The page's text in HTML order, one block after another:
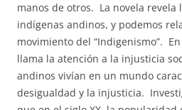
manos de otros. La novela revela
indígenas andinos, y podemos
movimiento del “Indigenismo”.
llama la atención a la injusticia
andinos vivían en un mundo
desigualdad y la injusticia.